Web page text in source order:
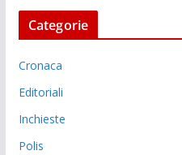
Categorie
Cronaca
Editoriali
Inchieste
Polis